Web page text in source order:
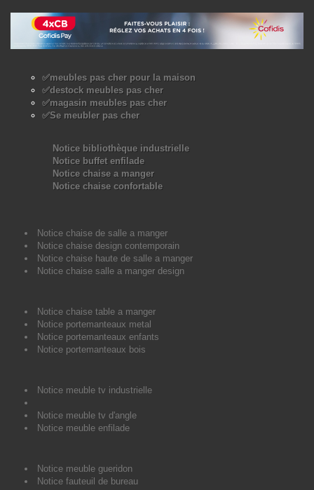
✅Se meubler pas cher
✅magasin meubles pas cher
✅destock meubles pas cher
✅meubles pas cher pour la maison
Notice bibliothèque industrielle
Notice buffet enfilade
Notice chaise a manger
Notice chaise confortable
Notice chaise de salle a manger
Notice chaise design contemporain
Notice chaise haute de salle a manger
Notice chaise salle a manger design
Notice chaise table a manger
Notice portemanteaux metal
Notice portemanteaux enfants
Notice portemanteaux bois
Notice meuble tv industrielle
Notice meuble tv d'angle
Notice meuble enfilade
Notice meuble gueridon
Notice fauteuil de bureau